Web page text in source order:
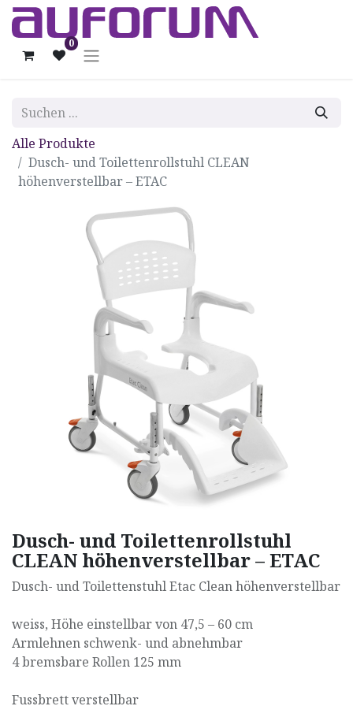
0
Alle Produkte
Dusch- und Toilettenrollstuhl CLEAN
höhenverstellbar – ETAC
Dusch- und Toilettenrollstuhl
CLEAN höhenverstellbar – ETAC
Dusch- und Toilettenstuhl Etac Clean höhenverstellbar
weiss, Höhe einstellbar von 47,5 – 60 cm
Armlehnen schwenk- und abnehmbar
4 bremsbare Rollen 125 mm
Fussbrett verstellbar